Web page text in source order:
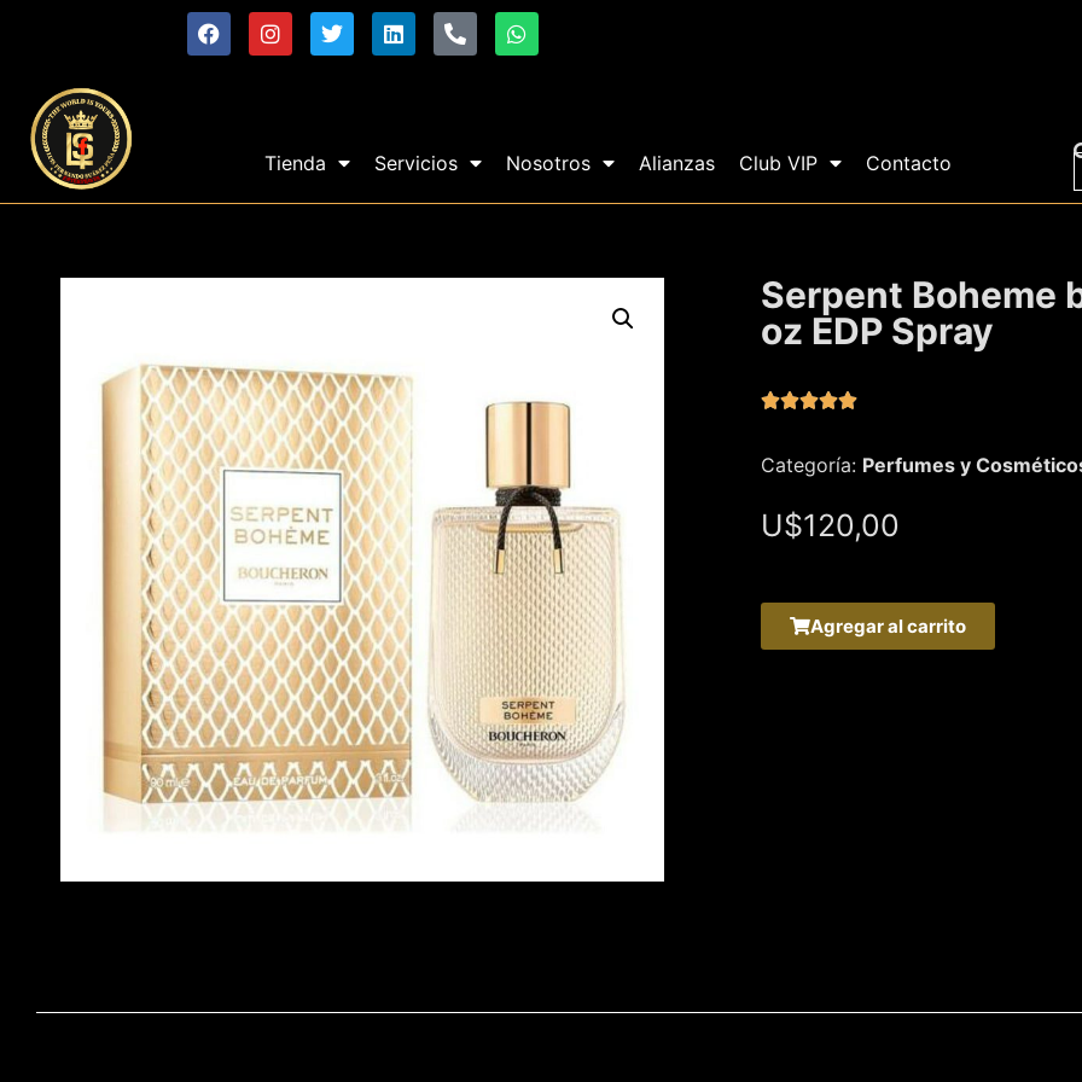
Tienda Servicios Nosotros Alianzas Club VIP Contacto
Serpent Boheme
oz EDP Spray

Categoría: Perfumes y
U$120,00
Agregar al carrito